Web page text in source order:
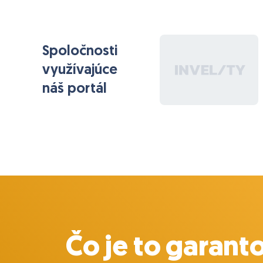
systému.
V rámci úprav by sme potrebovali:
1. Napojiť na ďalšie statusy automatické
odoslanie emailov, t.j. keď bude objednávka v
-- táto funkcionalita už funguje pre pár statusov,
2. Automatické zadanie spôsobu úhrady -
momentálne si spôsob úhrady nastavujeme pri
Spoločnosti
využívajúce
náš portál
Čo je to